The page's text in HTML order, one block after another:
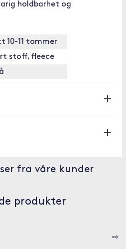
holdbarhet og
10-11 tommer
stoff, fleece
fra våre kunder
produkter
⇨